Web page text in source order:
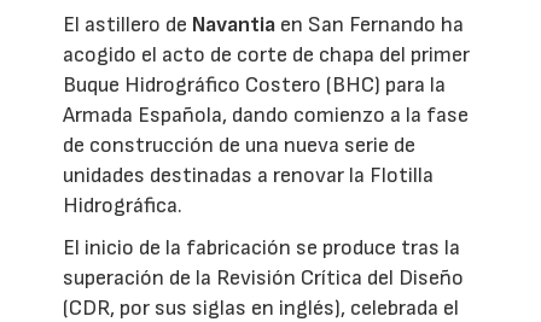
El astillero de Navantia en San Fernando ha
acogido el acto de corte de chapa del primer
Buque Hidrográfico Costero (BHC) para la
Armada Española, dando comienzo a la fase
de construcción de una nueva serie de
unidades destinadas a renovar la Flotilla
Hidrográfica.
El inicio de la fabricación se produce tras la
superación de la Revisión Crítica del Diseño
(CDR, por sus siglas en inglés), celebrada el